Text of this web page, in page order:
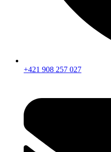
+421 908 257 027